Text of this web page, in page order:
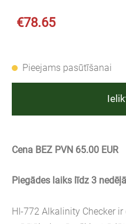
€78.65
Pieejams pasūtīšanai
Cena BEZ PVN 65.00 EUR
Piegādes laiks līdz 3
HI-772 Alkalinity Checker